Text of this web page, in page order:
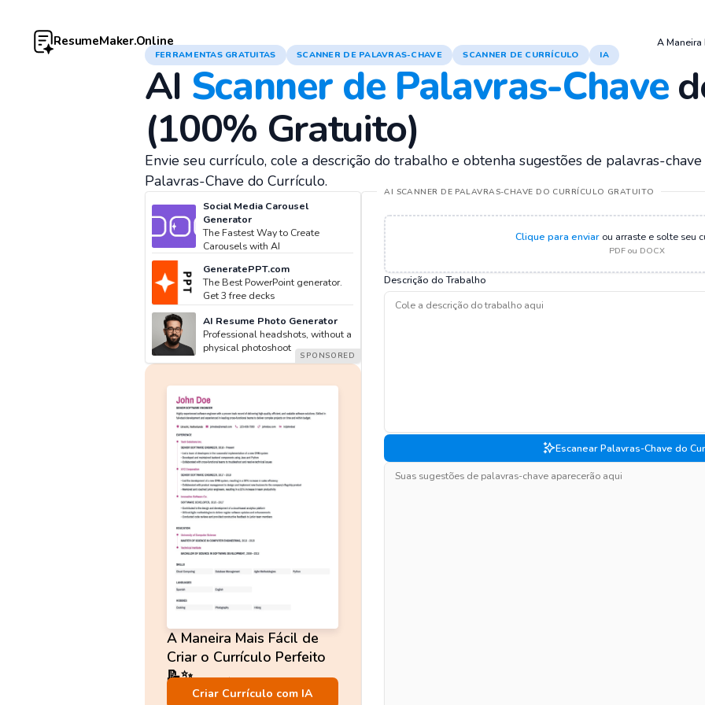
ResumeMaker.Online A Maneira
FERRAMENTAS GRATUITAS SCANNER DE PALAVRAS-CHAVE SCANNER DE CURRÍCULO IA
AI Scanner de Palavras-Chave
(100% Gratuito)
Envie seu currículo, cole a descrição do trabalho e obtenha sugestões de palavras-
Palavras-Chave do Currículo.
Social Media Carousel
Generator
The Fastest Way to Create
Carousels with AI
GeneratePPT.com
The Best PowerPoint generator.
Get 3 free decks
AI Resume Photo Generator
Professional headshots, without a
physical photoshoot
A Maneira Mais Fácil de
Criar o Currículo Perfeito
📝✨
Não é necessário cadastro!
Criar Currículo com IA
AI SCANNER DE PALAVRAS-CHAVE DO CURRÍCULO GRATUITO
Clique para enviar ou arraste e solte seu
PDF ou DOCX
Descrição do Trabalho
Escanear Palavras-Chave do